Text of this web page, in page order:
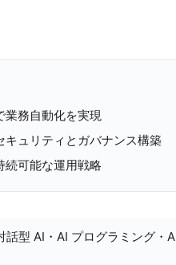
業務自動化を実現
ュリティとガバナンス構築
続可能な運用戦略
型 AI・AI プログラミング